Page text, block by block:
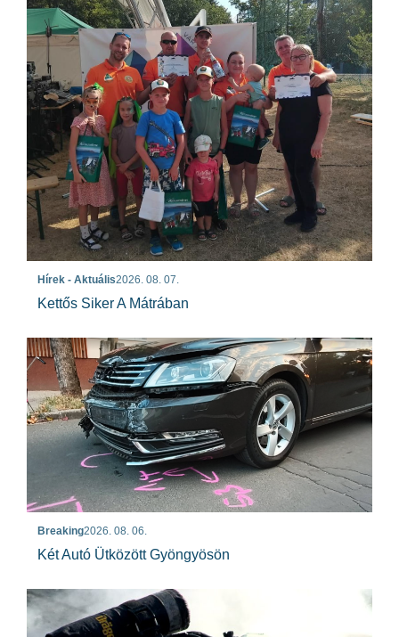
Hírek - Aktuális2026. 08. 07.
Kettős Siker A Mátrában
Breaking2026. 08. 06.
Két Autó Ütközött Gyöngyösön